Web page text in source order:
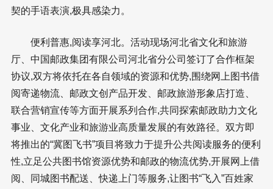
契的手语表演,极具感染力。
便利普惠,阅读享河北。活动现场河北省文化和旅游
厅、中国邮政集团有限公司河北省分公司签订了合作框架
协议,双方将依托在各自领域的资源和优势,围绕网上图书借
阅寄递物流、邮政文创产品开发、邮政旅游形象店打造、
联合营销宣传等方面开展系列合作,共同探索邮政助力文化
事业、文化产业和旅游业高质量发展的有效路径。双方即
将推出的“冀图飞书”项目将致力于提升公共阅读服务的便利
性,立足公共图书馆资源优势和邮政的物流优势,开展网上借
阅、同城图书配送、快递上门等服务,让图书“飞入”百姓家